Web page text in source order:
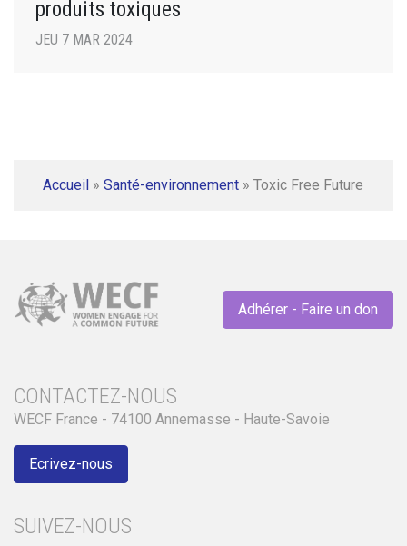
produits toxiques
JEU 7 MAR 2024
Accueil » Santé-environnement » Toxic Free Future
Adhérer - Faire un don
CONTACTEZ-NOUS
WECF France - 74100 Annemasse - Haute-Savoie
Ecrivez-nous
SUIVEZ-NOUS